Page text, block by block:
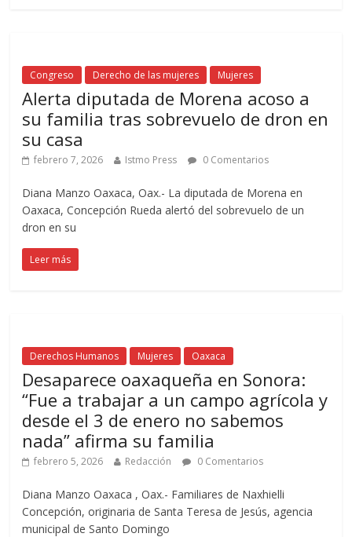
Congreso Derecho de las mujeres Mujeres
Alerta diputada de Morena acoso a
su familia tras sobrevuelo de dron en
su casa
febrero 7, 2026 Istmo Press 0 Comentarios
Diana Manzo Oaxaca, Oax.- La diputada de Morena en
Oaxaca, Concepción Rueda alertó del sobrevuelo de un
dron en su
Leer más
Derechos Humanos Mujeres Oaxaca
Desaparece oaxaqueña en Sonora:
“Fue a trabajar a un campo agrícola y
desde el 3 de enero no sabemos
nada” afirma su familia
febrero 5, 2026 Redacción 0 Comentarios
Diana Manzo Oaxaca , Oax.- Familiares de Naxhielli
Concepción, originaria de Santa Teresa de Jesús, agencia
municipal de Santo Domingo